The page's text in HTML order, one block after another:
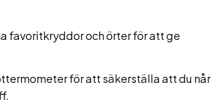
favoritkryddor och örter för att ge
för att säkerställa att du når